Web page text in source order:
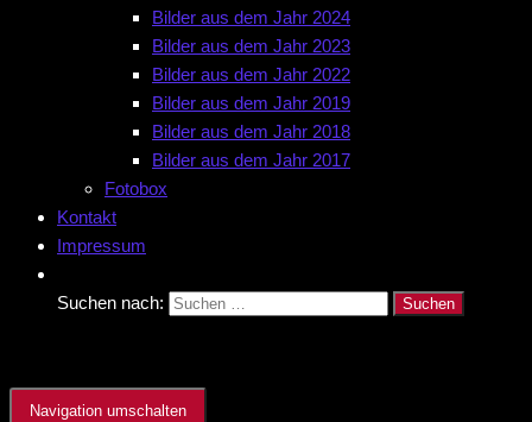
Bilder aus dem Jahr 2024
Bilder aus dem Jahr 2023
Bilder aus dem Jahr 2022
Bilder aus dem Jahr 2019
Bilder aus dem Jahr 2018
Bilder aus dem Jahr 2017
Fotobox
Kontakt
Impressum
Suchen nach:
Navigation umschalten